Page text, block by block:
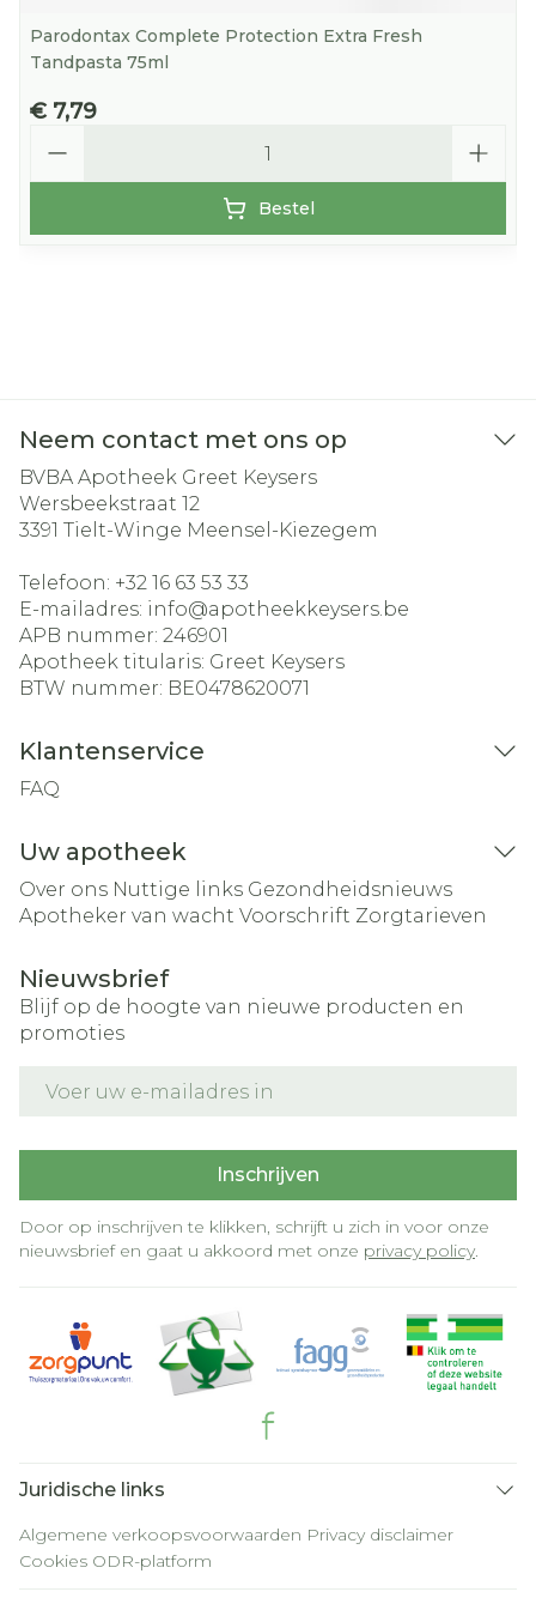
Parodontax Complete Protection Extra Fresh
Tandpasta 75ml
€ 7,79
Bestel
Neem contact met ons op
BVBA Apotheek Greet Keysers
Wersbeekstraat 12
3391 Tielt-Winge Meensel-Kiezegem
Telefoon: +32 16 63 53 33
E-mailadres: info@apotheekkeysers.be
APB nummer: 246901
Apotheek titularis: Greet Keysers
BTW nummer: BE0478620071
Klantenservice
FAQ
Uw apotheek
Over ons Nuttige links Gezondheidsnieuws
Apotheker van wacht Voorschrift Zorgtarieven
Nieuwsbrief
Blijf op de hoogte van nieuwe producten en
promoties
Inschrijven
Door op inschrijven te klikken, schrijft u zich in voor onze
nieuwsbrief en gaat u akkoord met onze privacy policy.
Juridische links
Algemene verkoopsvoorwaarden Privacy disclaimer
Cookies ODR-platform